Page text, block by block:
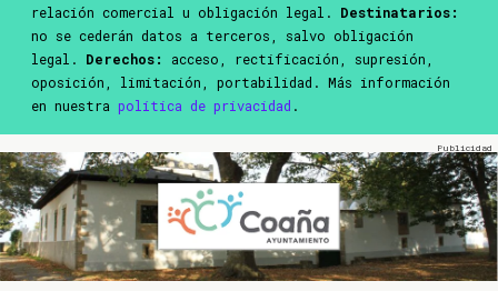
relación comercial u obligación legal. Destinatarios:
no se cederán datos a terceros, salvo obligación
legal. Derechos:
acceso, rectificación, supresión,
oposición, limitación, portabilidad. Más información
en nuestra política de privacidad .